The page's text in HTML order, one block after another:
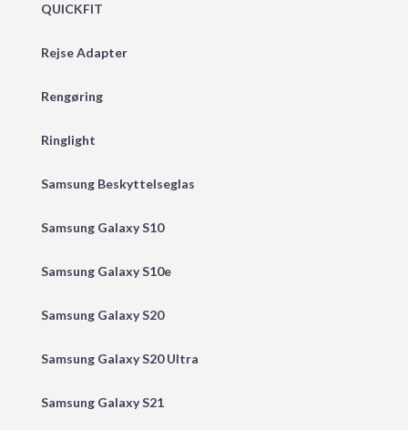
QUICKFIT
Rejse Adapter
Rengøring
Ringlight
Samsung Beskyttelseglas
Samsung Galaxy S10
Samsung Galaxy S10e
Samsung Galaxy S20
Samsung Galaxy S20 Ultra
Samsung Galaxy S21